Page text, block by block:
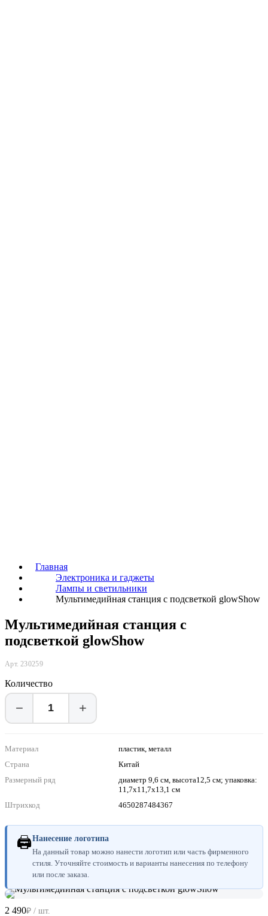
Главная
Электроника и гаджеты
Лампы и светильники
Мультимедийная станция с подсветкой glowShow
Мультимедийная станция с
подсветкой glowShow
Арт. 230259
Количество
− +
Материал
пластик, металл
Страна
Китай
Размерный ряд
диаметр 9,6 см, высота12,5 см; упаковка:
11,7x11,7x13,1 см
Штрихкод
4650287484367
🖨Нанесение логотипа
На данный товар можно нанести логотип или часть фирменного
стиля. Уточняйте стоимость и варианты нанесения по телефону
или после заказа.
2 490₽ / шт.